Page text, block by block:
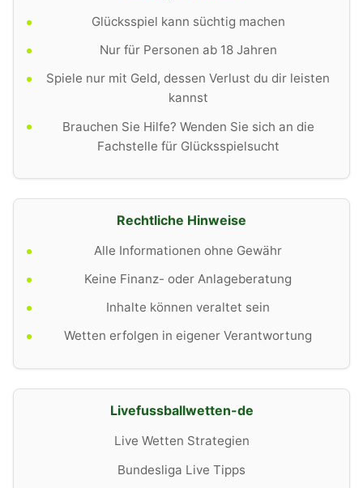
Glücksspiel kann süchtig machen
Nur für Personen ab 18 Jahren
Spiele nur mit Geld, dessen Verlust du dir leisten
kannst
Brauchen Sie Hilfe? Wenden Sie sich an die
Fachstelle für Glücksspielsucht
Rechtliche Hinweise
Alle Informationen ohne Gewähr
Keine Finanz- oder Anlageberatung
Inhalte können veraltet sein
Wetten erfolgen in eigener Verantwortung
Livefussballwetten-de
Live Wetten Strategien
Bundesliga Live Tipps